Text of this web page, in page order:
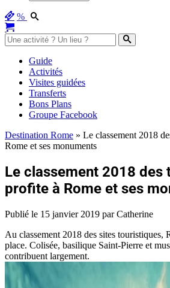
%
Guide
Activités
Visites guidées
Transferts
Bons Plans
Groupe Facebook
Destination Rome » Le classement 2018
Rome et ses monuments
Le classement 2018 des
profite à Rome et ses
Publié le 15 janvier 2019 par Catherine
Au classement 2018 des sites touristiques,
place. Colisée, basilique Saint-Pierre et
contribuent largement.